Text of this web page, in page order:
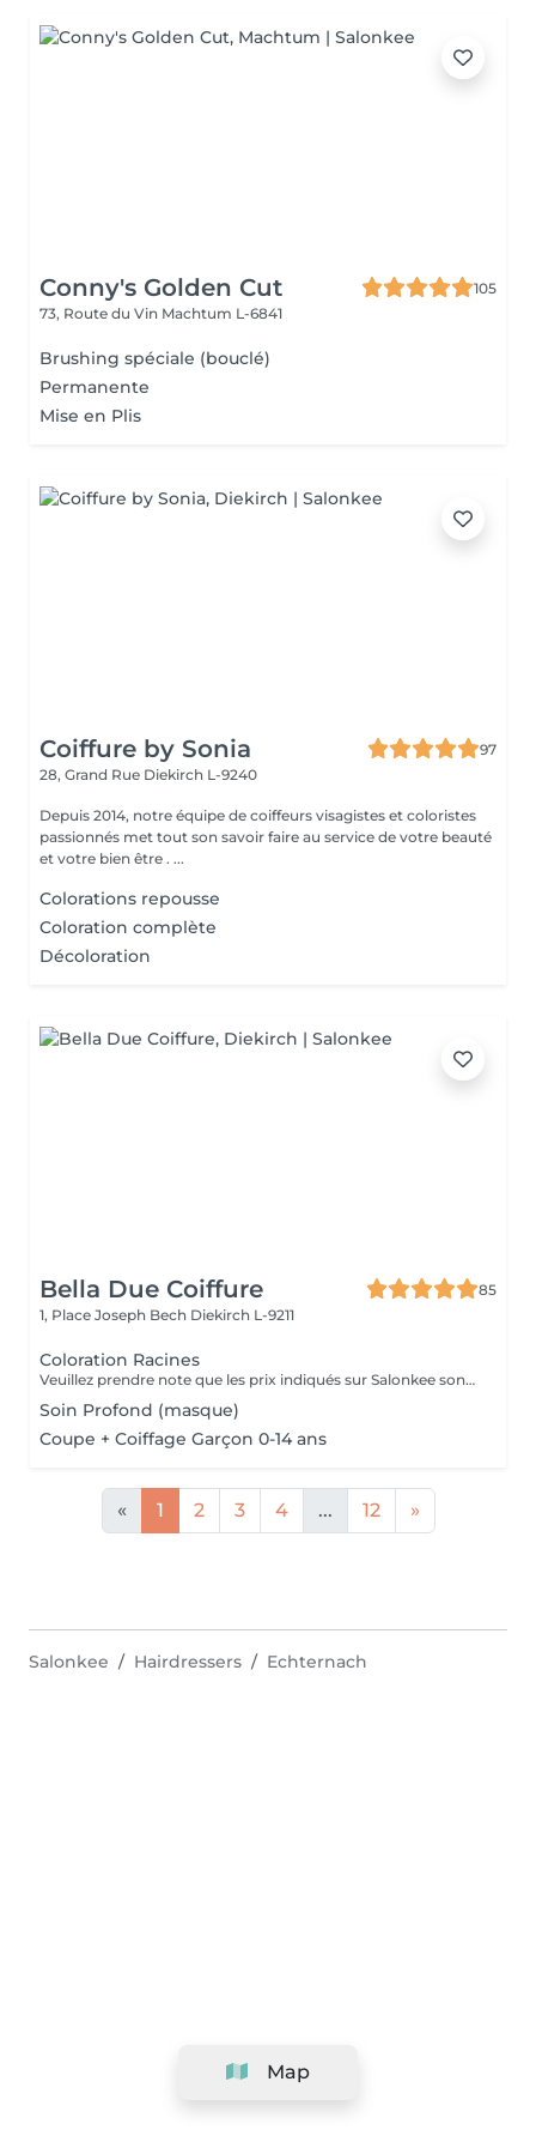
Conny's Golden Cut
105
73, Route du Vin Machtum L-6841
Brushing spéciale (bouclé)
Permanente
Mise en Plis
Coiffure by Sonia
97
28, Grand Rue Diekirch L-9240
Depuis 2014, notre équipe de coiffeurs visagistes et coloristes
passionnés met tout son savoir faire au service de votre beauté
et votre bien être . ...
Colorations repousse
Coloration complète
Décoloration
Bella Due Coiffure
85
1, Place Joseph Bech Diekirch L-9211
Coloration Racines
Veuillez prendre note que les prix indiqués sur Salonkee sont communiqués à titre informatif et s'entendent de base. Ces derniers sont susceptibles de varier selon le diagnostic réalisé à votre arrivée au salon et l'expertise du professionnel à qui vous confiez votre beauté. Dans tous les cas, un devis précis vous sera proposé et toutes réalisations de prestations seront effectuées avec votre accord. Un grand merci d'avance pour votre compréhension. Au plaisir de vous recevoir très vite.
Soin Profond (masque)
Coupe + Coiffage Garçon 0-14 ans
« 1 2 3 4 ... 12 »
Map
Salonkee Hairdressers Echternach